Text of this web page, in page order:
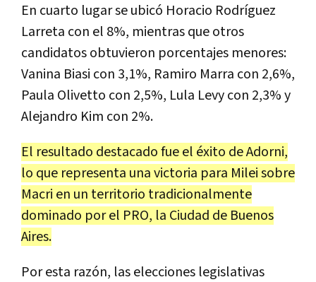
En cuarto lugar se ubicó Horacio Rodríguez
Larreta con el 8%, mientras que otros
candidatos obtuvieron porcentajes menores:
Vanina Biasi con 3,1%, Ramiro Marra con 2,6%,
Paula Olivetto con 2,5%, Lula Levy con 2,3% y
Alejandro Kim con 2%.
El resultado destacado fue el éxito de Adorni,
lo que representa una victoria para Milei sobre
Macri en un territorio tradicionalmente
dominado por el PRO, la Ciudad de Buenos
Aires.
Por esta razón, las elecciones legislativas